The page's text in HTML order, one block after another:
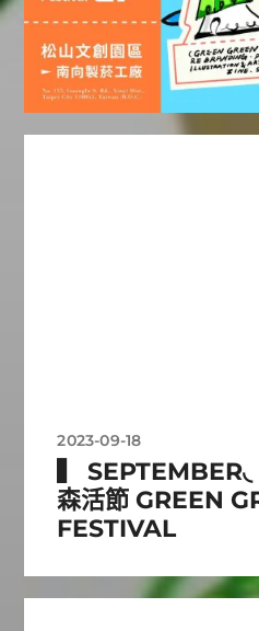
2023-09-18
▍
森活節 GREEN
FESTIVAL